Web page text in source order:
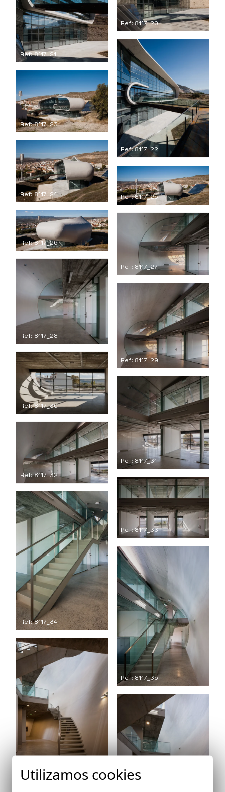
Ref: 8117_20
Ref: 8117_21
Ref: 8117_22
Ref: 8117_23
Ref: 8117_24 Ref: 8117_25
Ref: 8117_26
Ref: 8117_27
Ref: 8117_28
Ref: 8117_29
Ref: 8117_30
Ref: 8117_31
Ref: 8117_32
Ref: 8117_33
Ref: 8117_34
Ref: 8117_35
Ref: 8117_36
Utilizamos cookies